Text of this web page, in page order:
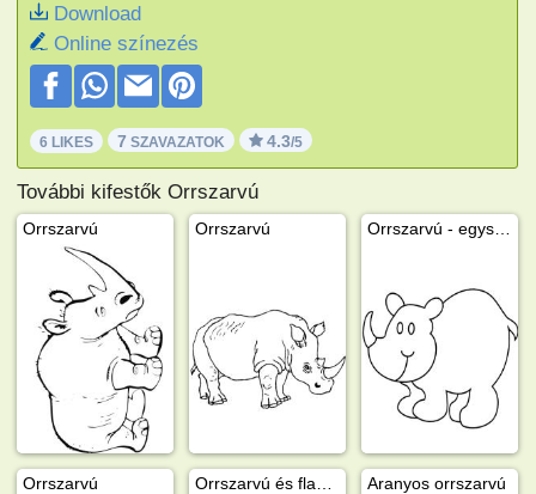
Download
Online színezés
6 LIKES 7 SZAVAZATOK 4.3/5
További kifestők Orrszarvú
Orrszarvú Orrszarvú
Orrszarvú Aranyos orrszarvú